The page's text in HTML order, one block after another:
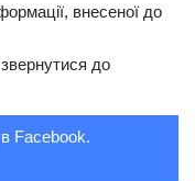
внесеної до
до
Facebook.